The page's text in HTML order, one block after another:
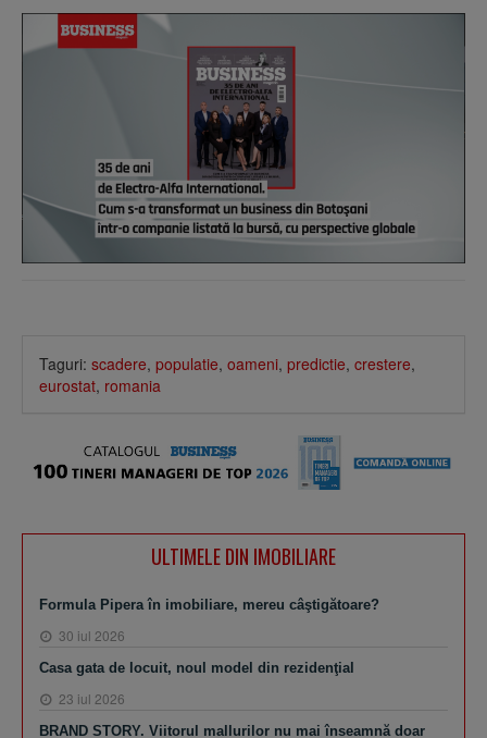
Taguri: scadere, populatie, oameni, predictie, crestere,
eurostat, romania
ULTIMELE DIN IMOBILIARE
Formula Pipera în imobiliare, mereu câştigătoare?
30 iul 2026
Casa gata de locuit, noul model din rezidenţial
23 iul 2026
BRAND STORY. Viitorul mallurilor nu mai înseamnă doar